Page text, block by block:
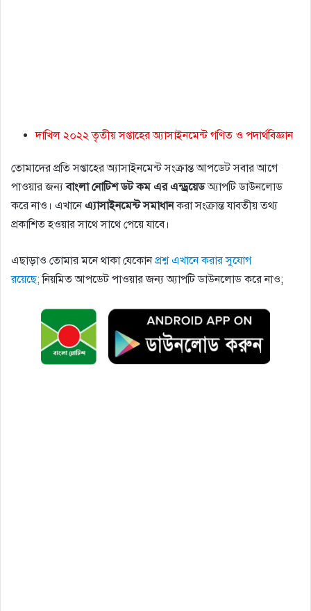
দাখিল ২০২২ তৃতীয় সপ্তাহের অ্যাসাইনমেন্ট গণিত ও পদার্থবিজ্ঞান
তোমাদের প্রতি সপ্তাহের অ্যাসাইনমেন্ট সংক্রান্ত আপডেট সবার আগে
পাওয়ার জন্যবাংলা নোটিশ ডট কম এর এন্ড্রয়েডঅ্যাপটি ডাউনলোড
করে নাও। এখানেএ্যাসাইনমেন্ট সমাধানকরা সংক্রান্ত যাবতীয় তথ্য
প্রকাশিত হওয়ার সাথে সাথে পেয়ে যাবে।
এছাড়াও তোমার মনে থাকা যেকোনপ্রশ্ন এখানে করার সুযোগ
রয়েছে;নিয়মিত আপডেট পাওয়ার জন্য অ্যাপটি ডাউনলোড করে নাও;